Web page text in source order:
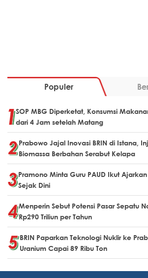
Populer
SOP MBG Diperketat, Konsumsi
dari 4 Jam setelah Matang
Prabowo Jajal Inovasi BRIN di Istana,
Biomassa Berbahan Serabut Kelapa
Pramono Minta Guru PAUD Ikut
Sejak Dini
Menperin Sebut Potensi Pasar Sepatu
Rp290 Triliun per Tahun
BRIN Paparkan Teknologi Nuklir ke
Uranium Capai 89 Ribu Ton